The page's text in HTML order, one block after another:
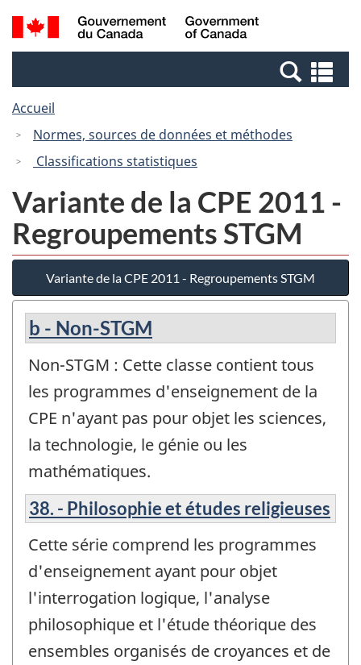
Passer
au
Passer
à
Canada
Recherche
et
et
Accueil
Normes, sources de données et méthodes
Classifications statistiques
Variante de la CPE 2011 -
Regroupements STGM
Variante de la CPE 2011 - Regroupements STGM
b - Non-STGM
Non-STGM : Cette classe contient tous
les programmes d'enseignement de la
CPE n'ayant pas pour objet les sciences,
la technologie, le génie ou les
mathématiques.
38. - Philosophie et études religieuses
Cette série comprend les programmes
d'enseignement ayant pour objet
l'interrogation logique, l'analyse
philosophique et l'étude théorique des
ensembles organisés de croyances et de